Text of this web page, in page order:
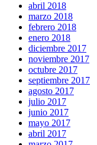
abril 2018
marzo 2018
febrero 2018
enero 2018
diciembre 2017
noviembre 2017
octubre 2017
septiembre 2017
agosto 2017
julio 2017
junio 2017
mayo 2017
abril 2017